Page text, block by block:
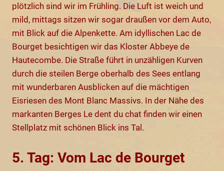
plötzlich sind wir im Frühling. Die Luft ist weich und
mild, mittags sitzen wir sogar draußen vor dem Auto,
mit Blick auf die Alpenkette. Am idyllischen Lac de
Bourget besichtigen wir das Kloster Abbeye de
Hautecombe. Die Straße führt in unzähligen Kurven
durch die steilen Berge oberhalb des Sees entlang
mit wunderbaren Ausblicken auf die mächtigen
Eisriesen des Mont Blanc Massivs. In der Nähe des
markanten Berges Le dent du chat finden wir einen
Stellplatz mit schönen Blick ins Tal.
5. Tag: Vom Lac de Bourget